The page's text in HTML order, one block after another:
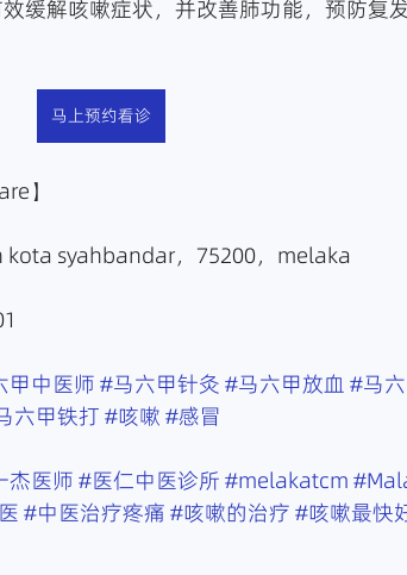
缓解咳嗽症状，并改善肺功能，预防复发
马上预约看诊
】
syahbandar，75200，melaka
甲中医师#马六甲针灸 #马六甲放血 #马
六甲铁打 #咳嗽 #感冒
杰医师 #医仁中医诊所 #melakatcm
#中医治疗疼痛 #咳嗽的治疗 #咳嗽最快